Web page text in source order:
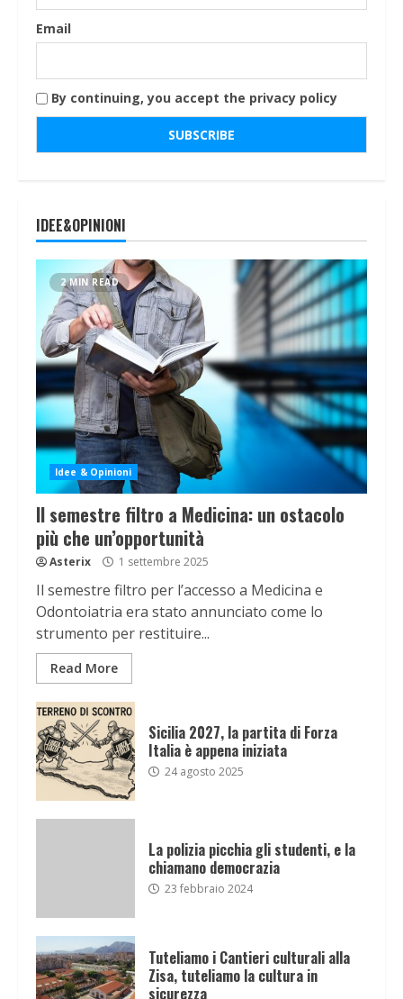
Email
By continuing, you accept the privacy policy
IDEE&OPINIONI
2 MIN READ
Idee & Opinioni
Il semestre filtro a Medicina: un ostacolo
più che un’opportunità
Asterix 1 settembre 2025
Il semestre filtro per l’accesso a Medicina e
Odontoiatria era stato annunciato come lo
strumento per restituire...
Read More
Sicilia 2027, la partita di Forza
Italia è appena iniziata
24 agosto 2025
La polizia picchia gli studenti, e la
chiamano democrazia
23 febbraio 2024
Tuteliamo i Cantieri culturali alla
Zisa, tuteliamo la cultura in
sicurezza